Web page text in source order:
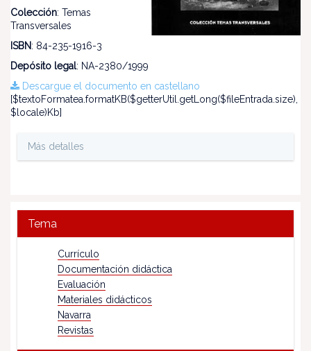
Colección: Temas
Transversales
ISBN: 84-235-1916-3
Depósito legal: NA-2380/1999
Descargue el documento en castellano
[$textoFormatea.formatKB($getterUtil.getLong($fileEntrada.size),
$locale)Kb]
Más detalles
Tema
Currículo
Documentación didáctica
Evaluación
Materiales didácticos
Navarra
Revistas